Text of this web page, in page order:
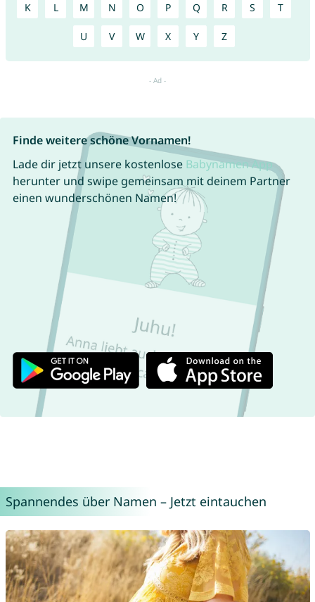
K L M N O P Q R S T
U V W X Y Z
Finde weitere schöne Vornamen!
Lade dir jetzt unsere kostenlose Babynamen App
herunter und swipe gemeinsam mit deinem Partner
einen wunderschönen Namen!
Spannendes über Namen – Jetzt eintauchen